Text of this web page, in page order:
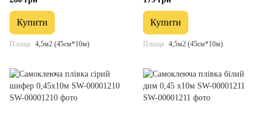
Купити
Площа 4,5м2 (45см*10м)
Купити
Площа 4,5м2 (45см*10м)